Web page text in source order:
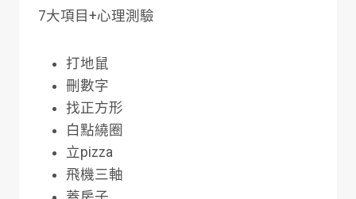
7大項目+心理測驗
打地鼠
刪數字
找正方形
白點繞圈
立pizza
飛機三軸